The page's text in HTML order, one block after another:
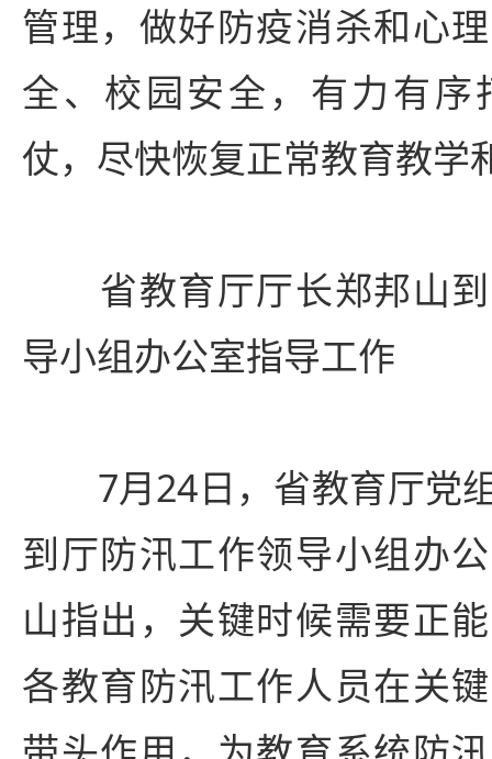
管理，做好防疫消杀和心
全、校园安全，有力有序
仗，尽快恢复正常教育教学
省教育厅厅长郑邦山到
导小组办公室指导工作
7月24日，省教育厅党
到厅防汛工作领导小组办
山指出，关键时候需要正
各教育防汛工作人员在关